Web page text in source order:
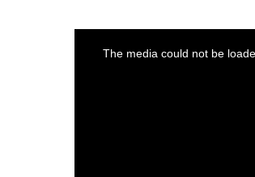
The media could not be